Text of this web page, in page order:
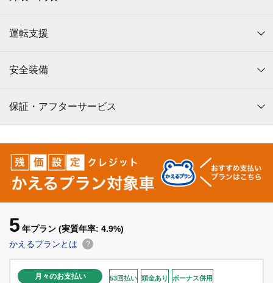
運転支援
安全装備
保証・アフターサービス
5 年プラン (実質年率: 4.9%)
かえるプランとは
?
月々のお支払い 53回払い 頭金あり ボーナス併用